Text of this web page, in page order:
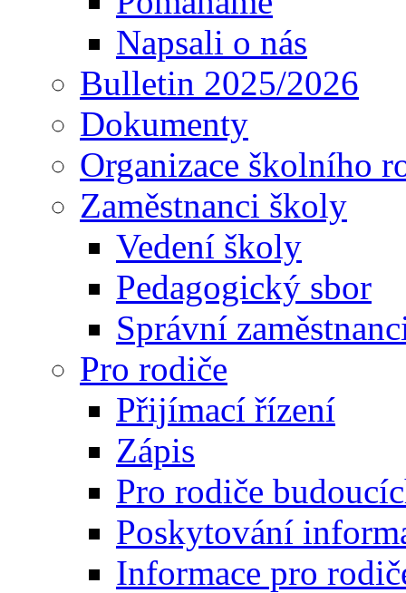
Napsali o nás
Bulletin 2025/2026
Dokumenty
Organizace školního
Zaměstnanci školy
Vedení školy
Pedagogický sbor
Správní
Pro rodiče
Přijímací řízení
Zápis
Pro rodiče
Poskytování
Informace pro